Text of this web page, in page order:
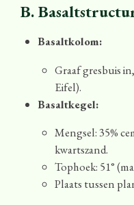
B.
Basaltkolom:
Graaf gresbuis
Eifel).
Basaltkegel:
Mengsel: 35%
kwartszand.
Tophoek: 51°
Plaats tussen